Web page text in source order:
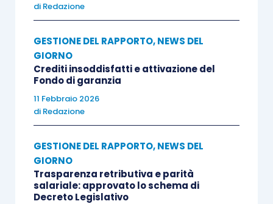
di Redazione
GESTIONE DEL RAPPORTO,NEWS DEL
GIORNO
Crediti insoddisfatti e attivazione del
Fondo di garanzia
11 Febbraio 2026
di Redazione
GESTIONE DEL RAPPORTO,NEWS DEL
GIORNO
Trasparenza retributiva e parità
salariale: approvato lo schema di
Decreto Legislativo